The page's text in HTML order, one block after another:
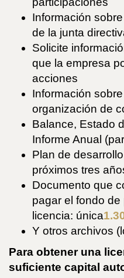
Información
de la junta
Solicite
que la empresa
acciones
Información
organización de
Balance, Estado
Informe Anual
Plan de
próximos tres
Documento que
pagar el fondo
licencia: única
Y otros archivos
Para obtener una
suficiente capital